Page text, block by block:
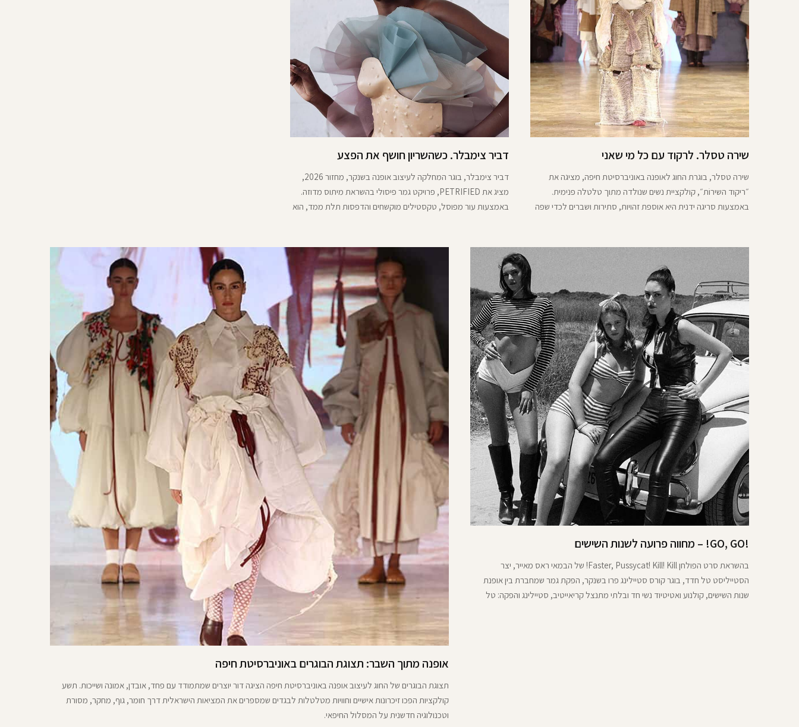
שירה טסלר. לרקוד עם כל מי שאני
שירה טסלר, בוגרת החוג לאופנה באוניברסיטת חיפה, מציגה את
״ריקוד השירוֹת״, קולקציית נשים שנולדה מתוך טלטלה פנימית.
באמצעות סריגה ידנית היא אוספת זהויות, סתירות ושברים לכדי שפה
דביר צימבלר. כשהשריון חושף את הפצע
דביר צימבלר, בוגר המחלקה לעיצוב אופנה בשנקר, מחזור 2026,
מציג את PETRIFIED, פרויקט גמר פיסולי בהשראת מיתוס מדוזה.
באמצעות עור מפוסל, טקסטילים מוקשחים והדפסות תלת ממד, הוא
!GO, GO! – מחווה פרועה לשנות השישים
בהשראת סרט הפולחן Faster, Pussycat! Kill! Kill! של הבמאי ראס מאייר, יצר
הסטייליסט טל חדד, בוגר קורס סטיילינג פרו בשנקר, הפקת גמר שמחברת בין אופנת
שנות השישים, קולנוע ואטיטיוד נשי חד ובלתי מתנצל קריאייטיב, סטיילינג והפקה: טל
אופנה מתוך השבר: תצוגת הבוגרים באוניברסיטת חיפה
תצוגת הבוגרים של החוג לעיצוב אופנה באוניברסיטת חיפה הציגה דור יוצרים שמתמודד עם פחד, אובדן, אמונה ושייכות. תשע
קולקציות הפכו זיכרונות אישיים וחוויות מטלטלות לבגדים שמספרים את המציאות הישראלית דרך חומר, גוף, מחקר, מסורת
וטכנולוגיה חדשנית על המסלול החיפאי.